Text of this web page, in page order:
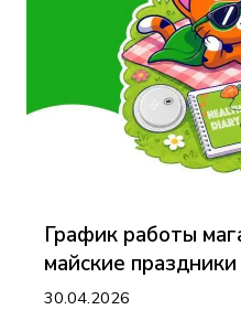
График работы
майские праздники
30.04.2026